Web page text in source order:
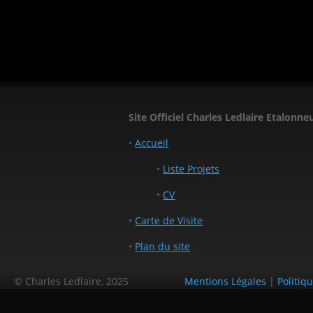
Site Officiel Charles Ledlaire
•Accueil
• Liste Projets
• CV
•Carte de Visite
• Plan du site
© Charles Ledlaire, 2025 Mentions Légales |